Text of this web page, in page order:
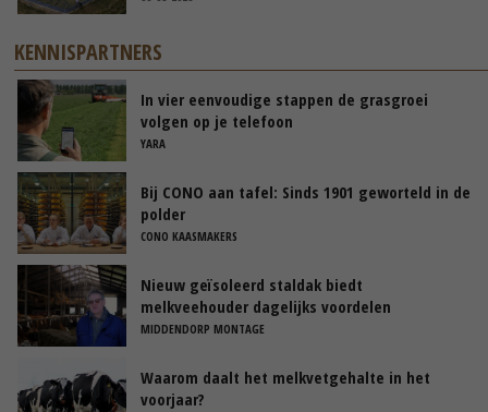
KENNISPARTNERS
In vier eenvoudige stappen de grasgroei
volgen op je telefoon
YARA
Bij CONO aan tafel: Sinds 1901 geworteld in de
polder
CONO KAASMAKERS
Nieuw geïsoleerd staldak biedt
melkveehouder dagelijks voordelen
MIDDENDORP MONTAGE
Waarom daalt het melkvetgehalte in het
voorjaar?